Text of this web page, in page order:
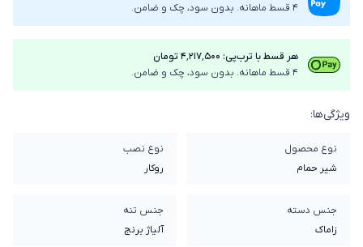
4 قسط ماهانه. بدون سود، چک و ضامن.
هر قسط با ترب‌پی: ۴٬۲۱۷٬۵۰۰ تومان
4 قسط ماهانه. بدون سود، چک و ضامن.
ویژگی‌ها:
نوع محصول
شیر حمام
نوع نصب
روکار
جنس دسته
زاماک
جنس تنه
آلیاژ برنج